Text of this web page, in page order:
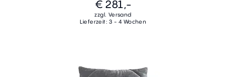
€ 281,-
zzgl. Versand
Lieferzeit: 3 - 4 Wochen